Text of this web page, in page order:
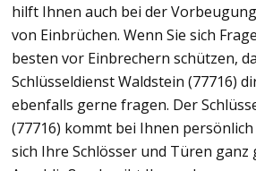
hilft Ihnen auch bei der
von Einbrüchen. Wenn Sie sich
besten vor Einbrechern schützen,
Schlüsseldienst Waldstein (77716)
ebenfalls gerne fragen. Der
(77716) kommt bei Ihnen
sich Ihre Schlösser und Türen ganz